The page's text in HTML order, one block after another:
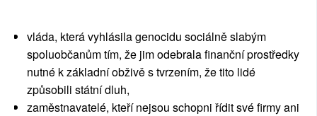
vláda, která vyhlásila genocidu sociálně slabým
spoluobčanům tím, že jim odebrala finanční prostředky
nutné k základní obživě s tvrzením, že tito lidé
způsobili státní dluh,
zaměstnavatelé, kteří nejsou schopni řídit své firmy ani